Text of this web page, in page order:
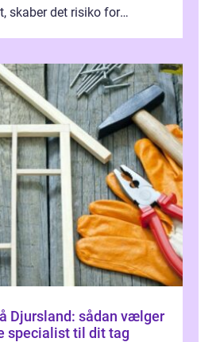
skaber det risiko for
Djursland: sådan vælger
specialist til dit tag